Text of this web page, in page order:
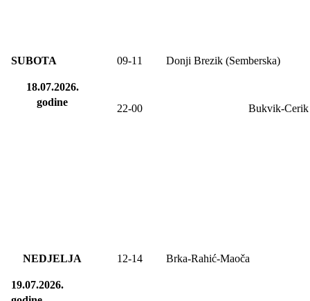
SUBOTA
18.07.2026.
godine
09-1 1 Donji Brezik (Semberska)
22-00 Bukvik-Cerik
NEDJELJA
19.07.2026.
12-14 Brka-Rahić-Maoča